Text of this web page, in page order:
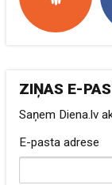
ZIŅAS E-
Saņem Diena.lv
E-pasta adrese